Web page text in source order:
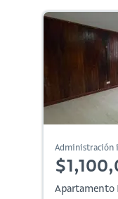
Administración
Apartamento